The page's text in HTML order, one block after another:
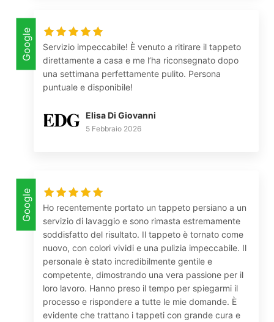
Google
Servizio impeccabile! È venuto a ritirare il tappeto
direttamente a casa e me l’ha riconsegnato dopo
una settimana perfettamente pulito. Persona
puntuale e disponibile!
Elisa Di Giovanni
5 Febbraio 2026
Google
Ho recentemente portato un tappeto persiano a un
servizio di lavaggio e sono rimasta estremamente
soddisfatto del risultato. Il tappeto è tornato come
nuovo, con colori vividi e una pulizia impeccabile. Il
personale è stato incredibilmente gentile e
competente, dimostrando una vera passione per il
loro lavoro. Hanno preso il tempo per spiegarmi il
processo e rispondere a tutte le mie domande. È
evidente che trattano i tappeti con grande cura e